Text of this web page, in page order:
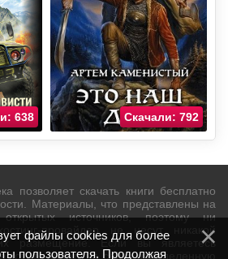
638 Скачали: 792
позволяет скачать книги бесплатно
Материалы, что представлены на
источников, поэтому ни
провайдер не несут никакой
их размещение. Если вы являетесь
хотите видеть на сайте определенную
файлы cookies для более
пользователя. Продолжая